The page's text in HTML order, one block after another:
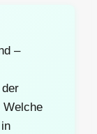
–
Welche